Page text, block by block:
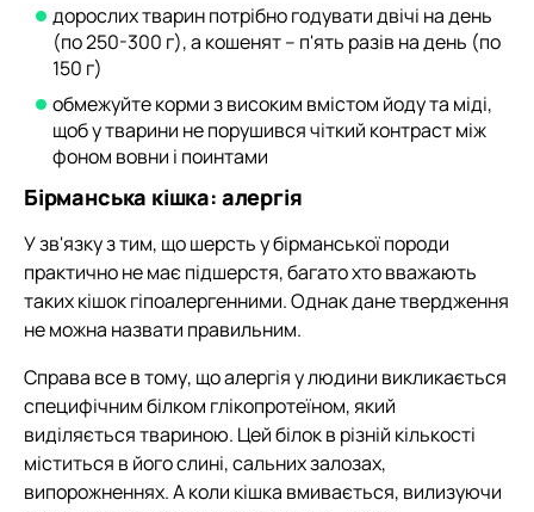
дорослих тварин потрібно годувати двічі на день
(по 250-300 г), а кошенят – п'ять разів на день (по
150 г)
обмежуйте корми з високим вмістом йоду та міді,
щоб у тварини не порушився чіткий контраст між
фоном вовни і поинтами
Бірманська кішка: алергія
У зв'язку з тим, що шерсть у бірманської породи
практично не має підшерстя, багато хто вважають
таких кішок гіпоалергенними. Однак дане твердження
не можна назвати правильним.
Справа все в тому, що алергія у людини викликається
специфічним білком глікопротеїном, який
виділяється твариною. Цей білок в різній кількості
міститься в його слині, сальних залозах,
випорожненнях. А коли кішка вмивається, вилизуючи